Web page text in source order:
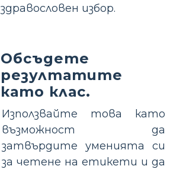
здравословен избор.
Обсъдете
резултатите
като клас.
Използвайте това като
възможност да
затвърдите уменията си
за четене на етикети и да